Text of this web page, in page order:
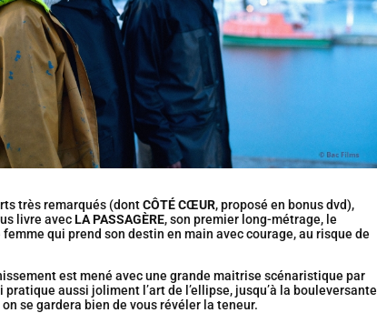
très remarqués (dontCÔTÉ CŒUR, proposé en bonus dvd),
livre avecLA PASSAGÈRE, son premier long-métrage, le
qui prend son destin en main avec courage, au risque de
est mené avec une grande maitrise scénaristique par
pratique aussi joliment l’art de l’ellipse, jusqu’à la bouleversante
se gardera bien de vous révéler la teneur.